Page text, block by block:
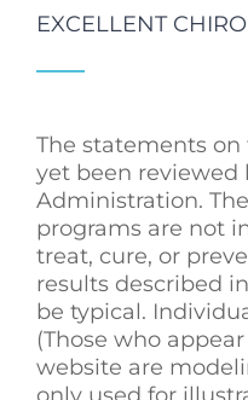
EXCELLENT
The statements
yet been reviewed
Administration.
programs are not
treat, cure, or
results described
be typical.
(Those who
website are